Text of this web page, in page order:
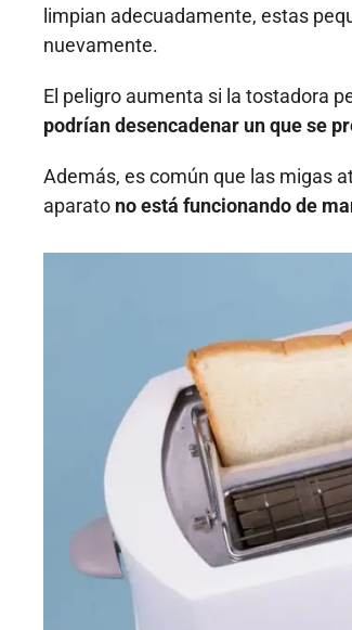
limpian adecuadamente, estas
nuevamente.
El peligro aumenta si la tostadora
podrían desencadenar un que se
Además, es común que las migas
aparato no está funcionando de